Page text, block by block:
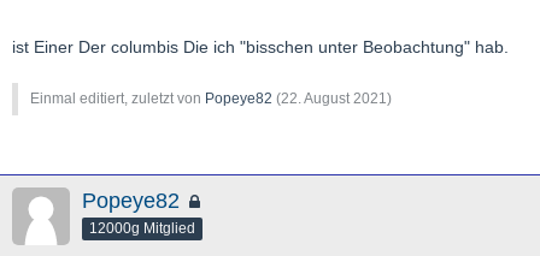
ist Einer Der columbis Die ich "bisschen unter Beobachtung" hab.
Einmal editiert, zuletzt von Popeye82 (22. August 2021)
Popeye82
12000g Mitglied